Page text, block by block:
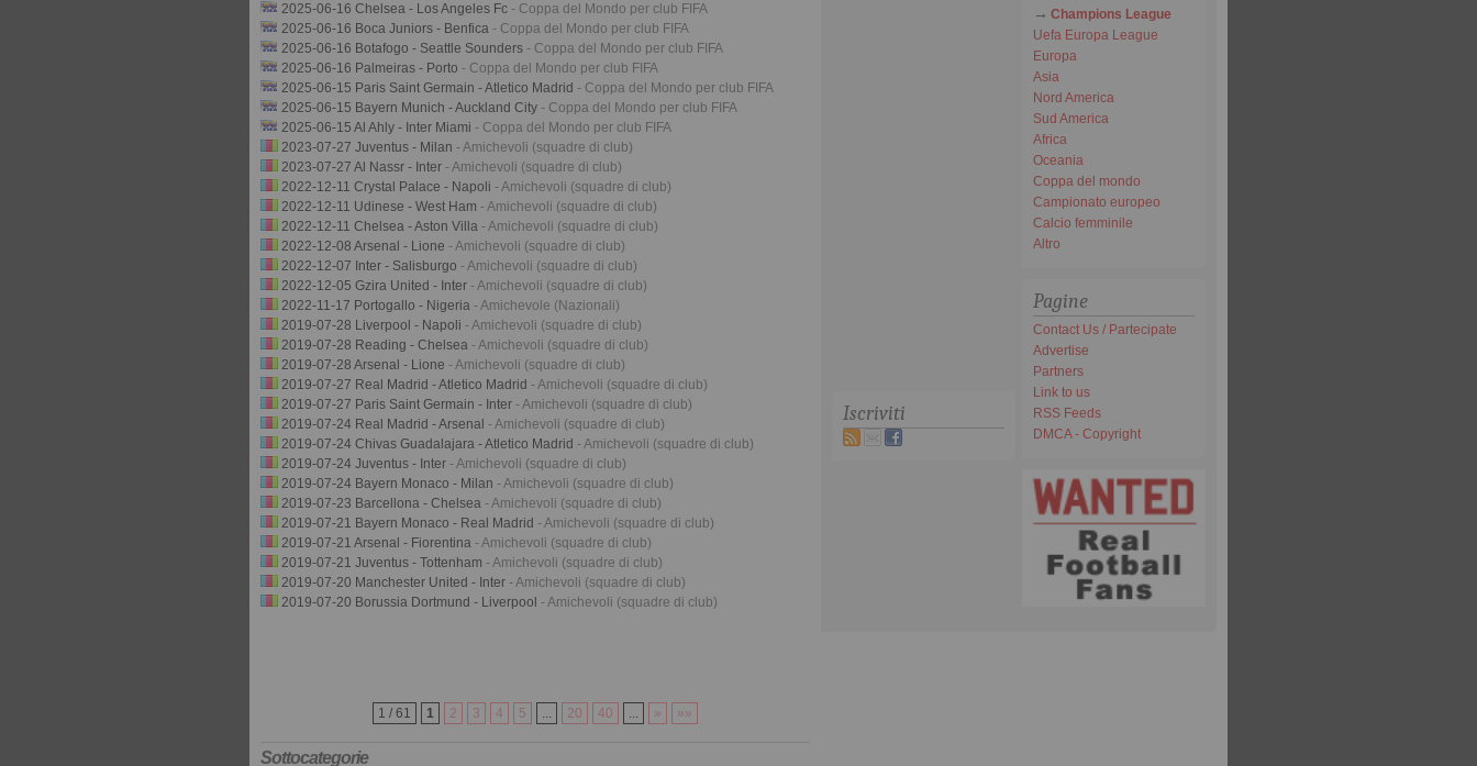
2025-06-16 Chelsea - Los Angeles Fc - Coppa del Mondo per club FIFA
2025-06-16 Boca Juniors - Benfica - Coppa del Mondo per club FIFA
2025-06-16 Botafogo - Seattle Sounders - Coppa del Mondo per club FIFA
2025-06-16 Palmeiras - Porto - Coppa del Mondo per club FIFA
2025-06-15 Paris Saint Germain - Atletico Madrid - Coppa del Mondo per club FIFA
2025-06-15 Bayern Munich - Auckland City - Coppa del Mondo per club FIFA
2025-06-15 Al Ahly - Inter Miami - Coppa del Mondo per club FIFA
2023-07-27 Juventus - Milan - Amichevoli (squadre di club)
2023-07-27 Al Nassr - Inter - Amichevoli (squadre di club)
2022-12-11 Crystal Palace - Napoli - Amichevoli (squadre di club)
2022-12-11 Udinese - West Ham - Amichevoli (squadre di club)
2022-12-11 Chelsea - Aston Villa - Amichevoli (squadre di club)
2022-12-08 Arsenal - Lione - Amichevoli (squadre di club)
2022-12-07 Inter - Salisburgo - Amichevoli (squadre di club)
2022-12-05 Gzira United - Inter - Amichevoli (squadre di club)
2022-11-17 Portogallo - Nigeria - Amichevole (Nazionali)
2019-07-28 Liverpool - Napoli - Amichevoli (squadre di club)
2019-07-28 Reading - Chelsea - Amichevoli (squadre di club)
2019-07-28 Arsenal - Lione - Amichevoli (squadre di club)
2019-07-27 Real Madrid - Atletico Madrid - Amichevoli (squadre di club)
2019-07-27 Paris Saint Germain - Inter - Amichevoli (squadre di club)
2019-07-24 Real Madrid - Arsenal - Amichevoli (squadre di club)
2019-07-24 Chivas Guadalajara - Atletico Madrid - Amichevoli (squadre di club)
2019-07-24 Juventus - Inter - Amichevoli (squadre di club)
2019-07-24 Bayern Monaco - Milan - Amichevoli (squadre di club)
2019-07-23 Barcellona - Chelsea - Amichevoli (squadre di club)
2019-07-21 Bayern Monaco - Real Madrid - Amichevoli (squadre di club)
2019-07-21 Arsenal - Fiorentina - Amichevoli (squadre di club)
2019-07-21 Juventus - Tottenham - Amichevoli (squadre di club)
2019-07-20 Manchester United - Inter - Amichevoli (squadre di club)
2019-07-20 Borussia Dortmund - Liverpool - Amichevoli (squadre di club)
1 / 61 1 2 3 4 5 ... 20 40 ... » »»
Sottocategorie
Iscriviti
Champions League
Uefa Europa League
Europa
Asia
Nord America
Sud America
Africa
Oceania
Coppa del mondo
Campionato europeo
Calcio femminile
Altro
Pagine
Contact Us / Partecipate
Advertise
Partners
Link to us
RSS Feeds
DMCA - Copyright